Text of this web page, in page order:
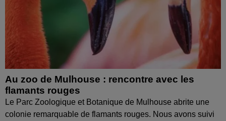
Au zoo de Mulhouse : rencontre avec les
flamants rouges
Le Parc Zoologique et Botanique de Mulhouse abrite une
colonie remarquable de flamants rouges. Nous avons suivi